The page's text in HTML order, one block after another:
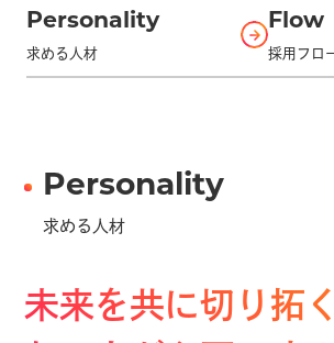
Personality
求める人材
Flow
採用フロ
Personality
求める人材
未来を共に切り拓